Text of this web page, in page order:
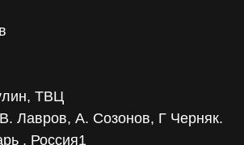
ТВЦ
Лавров, А. Созонов, Г Черняк.
, Россия1